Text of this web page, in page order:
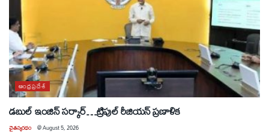
ఆంధ్రప్రదేశ్
డబుల్ ఇంజిన్ సర్కార్…ట్రిపుల్ రీజియన్ ప్రణాళిక
చైతన్యరధం @August 5, 2026